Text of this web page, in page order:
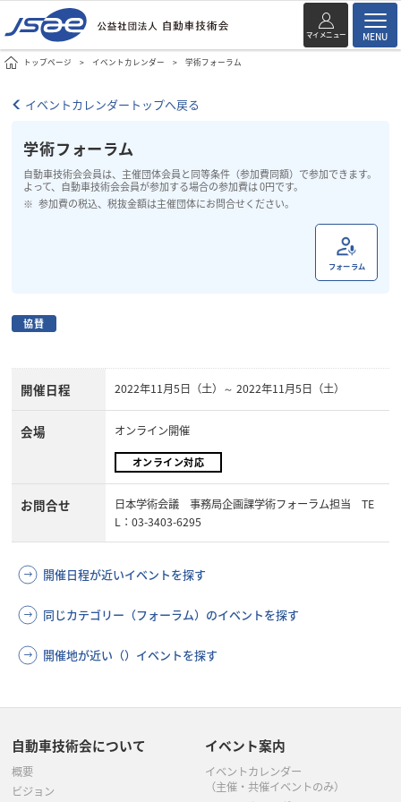
マイメニュー MENU
トップページ イベントカレンダー 学術フォーラム
イベントカレンダートップへ戻る
学術フォーラム
自動車技術会会員は、主催団体会員と同等条件（参加費同額）で参加できます。
よって、自動車技術会会員が参加する場合の参加費は 0円です。
参加費の税込、税抜金額は主催団体にお問合せください。
フォーラム
協賛
開催日程 2022年11月5日（土）～ 2022年11月5日（土）
会場 オンライン開催
オンライン対応
お問合せ
日本学術会議 事務局企画課学術フォーラム担当 TE
L：03-3403-6295
開催日程が近いイベントを探す
同じカテゴリー（フォーラム）のイベントを探す
開催地が近い（）イベントを探す
自動車技術会について
概要
ビジョン
イベント案内
イベントカレンダー
（主催・共催イベントのみ）